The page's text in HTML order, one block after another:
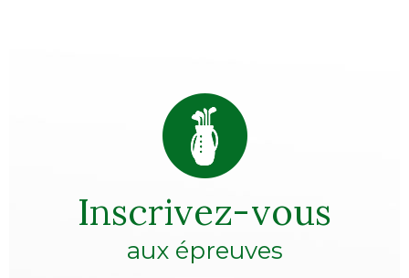
Inscrivez-vous
aux épreuves